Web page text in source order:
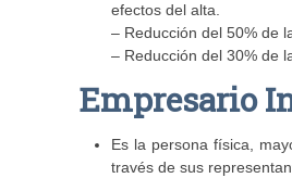
efectos del alta.
– Reducción del 50% de
– Reducción del 30% de
Empresario
Es la persona física,
través de sus